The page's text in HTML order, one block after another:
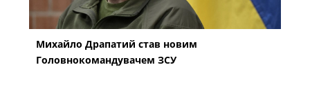
Михайло Драпатий став новим
Головнокомандувачем ЗСУ